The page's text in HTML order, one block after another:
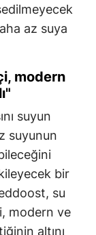
az suya
modern
suyun
suyunun
bir
su
modern ve
altını